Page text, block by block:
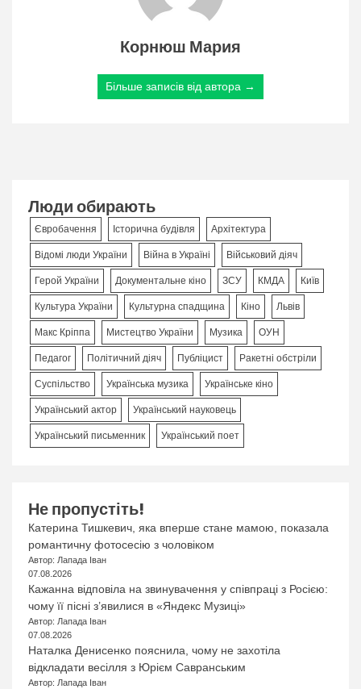
Корнюш Мария
Більше записів від автора →
Люди обирають
Євробачення Історична будівля Архітектура
Відомі люди України Війна в Україні Військовий діяч
Герой України Документальне кіно ЗСУ КМДА Київ
Культура України Культурна спадщина Кіно Львів
Макс Кріппа Мистецтво України Музика ОУН
Педагог Політичний діяч Публіцист Ракетні обстріли
Суспільство Українська музика Українське кіно
Український актор Український науковець
Український письменник Український поет
Не пропустіть!
Катерина Тишкевич, яка вперше стане мамою, показала
романтичну фотосесію з чоловіком
Автор: Лапада Іван
07.08.2026
Кажанна відповіла на звинувачення у співпраці з Росією:
чому її пісні з’явилися в «Яндекс Музиці»
Автор: Лапада Іван
07.08.2026
Наталка Денисенко пояснила, чому не захотіла
відкладати весілля з Юрієм Савранським
Автор: Лапада Іван